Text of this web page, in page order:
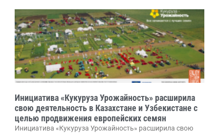
Инициатива «Кукуруза Урожайность» расширила
свою деятельность в Казахстане и Узбекистане с
целью продвижения европейских семян
Инициатива «Кукуруза Урожайность» расширила свою